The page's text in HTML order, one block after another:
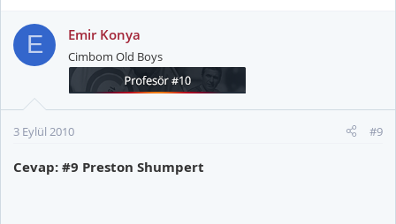
E Emir Konya
Cimbom Old Boys
3 Eylül 2010 #9
Cevap: #9 Preston Shumpert